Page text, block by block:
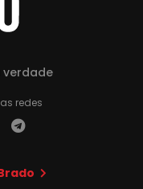
verdade
redes